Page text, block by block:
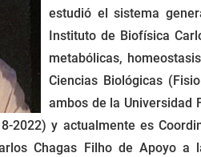
estudió el sistema
Instituto de Biofísica
metabólicas,
Ciencias Biológicas
ambos de la Universidad
2022) y actualmente es
Chagas Filho de Apoyo